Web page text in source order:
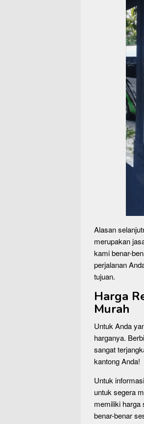
Alasan
merupakan
kami benar-
perjalanan
tujuan.
Harga
Murah
Untuk Anda
harganya.
sangat
kantong Anda!
Untuk
untuk segera
memiliki harga
benar-benar